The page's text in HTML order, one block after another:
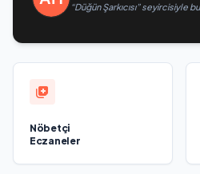
“Düğün Şarkıcısı” seyircisiyle
Nöbetçi
Eczaneler